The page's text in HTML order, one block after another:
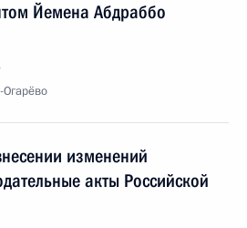
Йемена Абдраббо
изменений
акты Российской